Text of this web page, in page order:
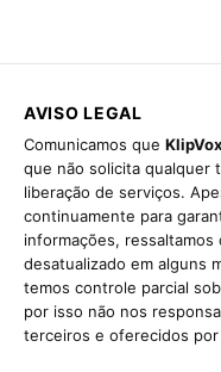
AVISO LEGAL
Comunicamos que KlipVox
que não solicita qualquer
liberação de serviços.
continuamente para
informações,
desatualizado em alguns
temos controle parcial
por isso não nos
terceiros e oferecidos